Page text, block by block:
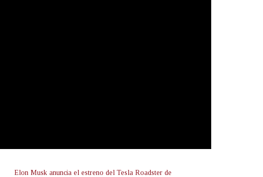
Elon Musk anuncia el estreno del Tesla Roadster de